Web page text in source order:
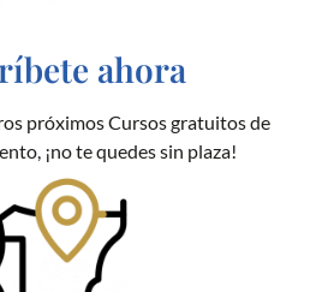
ahora
próximos Cursos gratuitos de
¡no te quedes sin plaza!